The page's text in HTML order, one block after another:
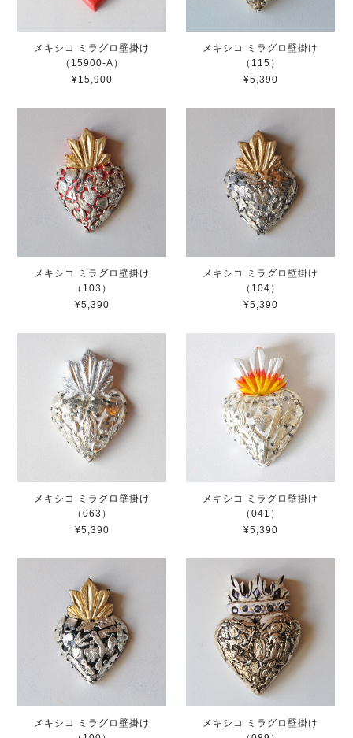
メキシコ ミラグロ壁掛け
（15900-A）
¥15,900
メキシコ ミラグロ壁掛け
（115）
¥5,390
メキシコ ミラグロ壁掛け
（103）
¥5,390
メキシコ ミラグロ壁掛け
（104）
¥5,390
メキシコ ミラグロ壁掛け
（063）
¥5,390
メキシコ ミラグロ壁掛け
（041）
¥5,390
メキシコ ミラグロ壁掛け
メキシコ ミラグロ壁掛け